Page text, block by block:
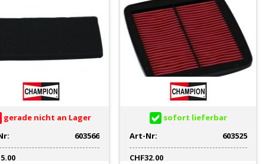
gerade nicht an Lager
603566
sofort lieferbar
Art-Nr:
603525
CHF32.00